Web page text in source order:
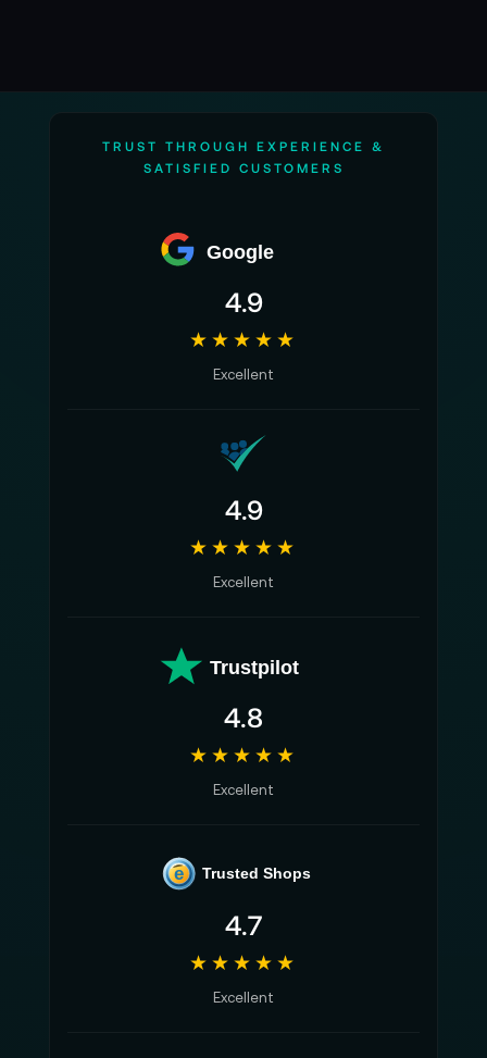
TRUST THROUGH EXPERIENCE &
SATISFIED CUSTOMERS
Google
4.9
★★★★★
Excellent
4.9
★★★★★
Excellent
Trustpilot
4.8
★★★★★
Excellent
e Trusted Shops
4.7
★★★★★
Excellent